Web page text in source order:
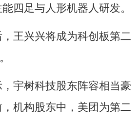
四足与人形机器人研发。
兴兴将成为科创板第二
树科技股东阵容相当豪
机构股东中，美团为第二